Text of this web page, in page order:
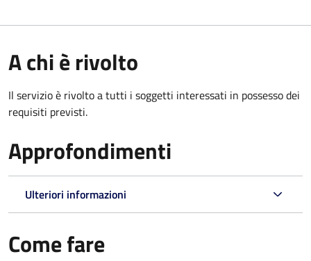
A chi è rivolto
Il servizio è rivolto a tutti i soggetti interessati in possesso dei
requisiti previsti.
Approfondimenti
Ulteriori informazioni
Come fare